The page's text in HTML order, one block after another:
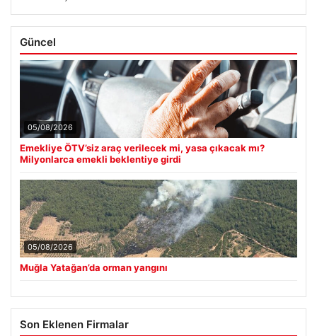
Güncel
05/08/2026
Emekliye ÖTV’siz araç verilecek mi, yasa çıkacak mı?
Milyonlarca emekli beklentiye girdi
05/08/2026
Muğla Yatağan’da orman yangını
Son Eklenen Firmalar